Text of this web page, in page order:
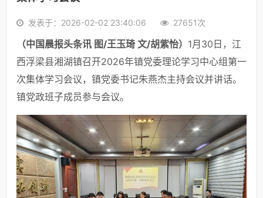
发表于：2026-02-02 23:40:06 27651次
（中国晨报头条讯 图/王玉琦 文/胡紫怡） 1月30日，江
西浮梁县湘湖镇召开2026年镇党委理论学习中心组第一
次集体学习会议，镇党委书记朱燕杰主持会议并讲话。
镇党政班子成员参与会议。